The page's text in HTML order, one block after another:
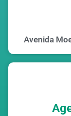
Avenida